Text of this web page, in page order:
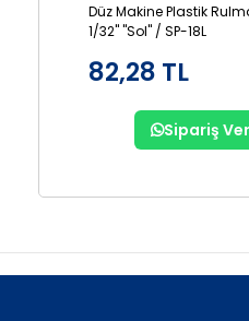
Düz Makine Plastik
1/32" "Sol" / SP-18L
82,28 TL
Sipariş Ver